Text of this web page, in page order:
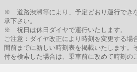
※ 道路渋滞等により、予定どおり運行でき
承下さい。
※ 祝日は休日ダイヤで運行いたします。
ご注意：ダイヤ改正により時刻を変更する場
間前までに新しい時刻表を掲載いたします。
付を検索した場合は、乗車前に改めて時刻の